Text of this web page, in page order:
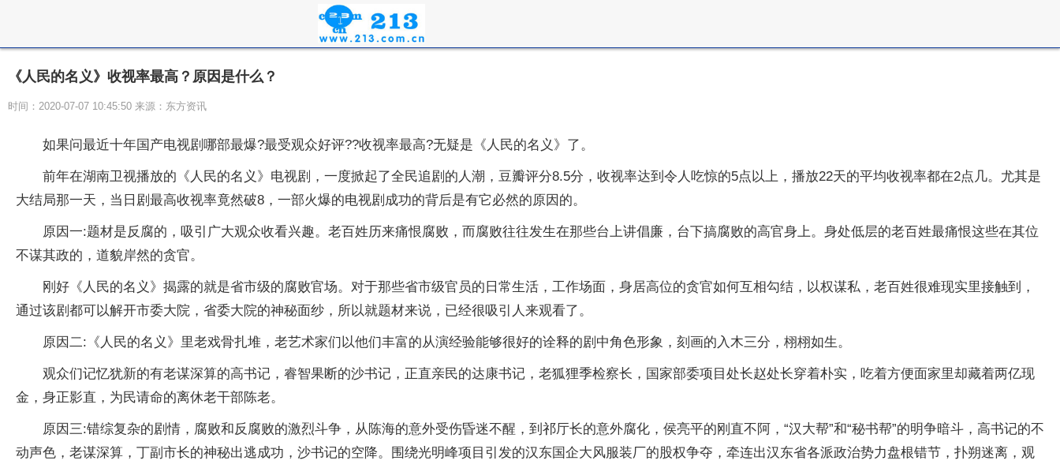
《人民的名义》收视率最高？原因是什么？
时间：2020-07-07 10:45:50 来源：东方资讯
如果问最近十年国产电视剧哪部最爆?最受观众好评??收视率最高?无疑是《人民的名义》了。
前年在湖南卫视播放的《人民的名义》电视剧，一度掀起了全民追剧的人潮，豆瓣评分8.5分，收视率达到令人吃惊的5点以上，播放22天的平均收视率都在2点几。尤其是
大结局那一天，当日剧最高收视率竟然破8，一部火爆的电视剧成功的背后是有它必然的原因的。
原因一:题材是反腐的，吸引广大观众收看兴趣。老百姓历来痛恨腐败，而腐败往往发生在那些台上讲倡廉，台下搞腐败的高官身上。身处低层的老百姓最痛恨这些在其位
不谋其政的，道貌岸然的贪官。
刚好《人民的名义》揭露的就是省市级的腐败官场。对于那些省市级官员的日常生活，工作场面，身居高位的贪官如何互相勾结，以权谋私，老百姓很难现实里接触到，
通过该剧都可以解开市委大院，省委大院的神秘面纱，所以就题材来说，已经很吸引人来观看了。
原因二:《人民的名义》里老戏骨扎堆，老艺术家们以他们丰富的从演经验能够很好的诠释的剧中角色形象，刻画的入木三分，栩栩如生。
观众们记忆犹新的有老谋深算的高书记，睿智果断的沙书记，正直亲民的达康书记，老狐狸季检察长，国家部委项目处长赵处长穿着朴实，吃着方便面家里却藏着两亿现
金，身正影直，为民请命的离休老干部陈老。
原因三:错综复杂的剧情，腐败和反腐败的激烈斗争，从陈海的意外受伤昏迷不醒，到祁厅长的意外腐化，侯亮平的刚直不阿，“汉大帮”和“秘书帮”的明争暗斗，高书记的不
动声色，老谋深算，丁副市长的神秘出逃成功，沙书记的空降。围绕光明峰项目引发的汉东国企大风服装厂的股权争夺，牵连出汉东省各派政治势力盘根错节，扑朔迷离，观